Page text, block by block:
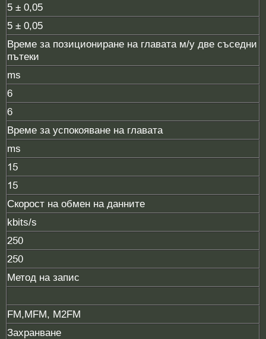
5 ± 0,05
5 ± 0,05
Време за позициониране на главата м/у две съседни
пътеки
ms
6
6
Време за успокояване на главата
ms
15
15
Скорост на обмен на данните
kbits/s
250
250
Метод на запис
FM,MFM, M2FM
Захранване